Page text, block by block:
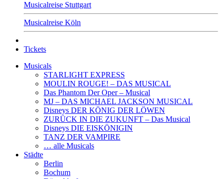
Musicalreise Stuttgart
Musicalreise Köln
Tickets
Musicals
STARLIGHT EXPRESS
MOULIN ROUGE! – DAS MUSICAL
Das Phantom Der Oper – Musical
MJ – DAS MICHAEL JACKSON MUSICAL
Disneys DER KÖNIG DER LÖWEN
ZURÜCK IN DIE ZUKUNFT – Das Musical
Disneys DIE EISKÖNIGIN
TANZ DER VAMPIRE
… alle Musicals
Städte
Berlin
Bochum